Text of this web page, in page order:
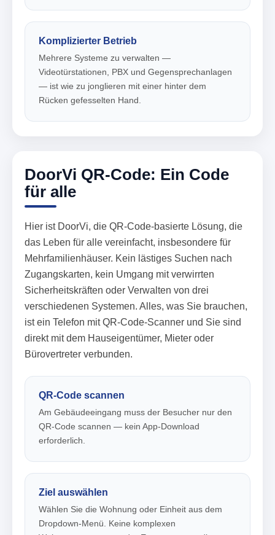
Komplizierter Betrieb
Mehrere Systeme zu verwalten —
Videotürstationen, PBX und Gegensprechanlagen
— ist wie zu jonglieren mit einer hinter dem
Rücken gefesselten Hand.
DoorVi QR-Code: Ein Code
für alle
Hier ist DoorVi, die QR-Code-basierte Lösung, die
das Leben für alle vereinfacht, insbesondere für
Mehrfamilienhäuser. Kein lästiges Suchen nach
Zugangskarten, kein Umgang mit verwirrten
Sicherheitskräften oder Verwalten von drei
verschiedenen Systemen. Alles, was Sie brauchen,
ist ein Telefon mit QR-Code-Scanner und Sie sind
direkt mit dem Hauseigentümer, Mieter oder
Bürovertreter verbunden.
QR-Code scannen
Am Gebäudeeingang muss der Besucher nur den
QR-Code scannen — kein App-Download
erforderlich.
Ziel auswählen
Wählen Sie die Wohnung oder Einheit aus dem
Dropdown-Menü. Keine komplexen